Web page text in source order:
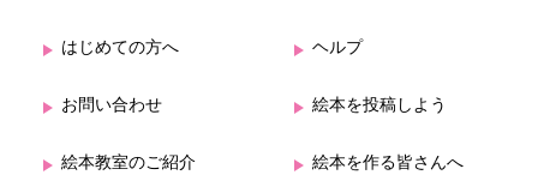
はじめての方へ ヘルプ
お問い合わせ 絵本を投稿しよう
絵本教室のご紹介 絵本を作る皆さんへ